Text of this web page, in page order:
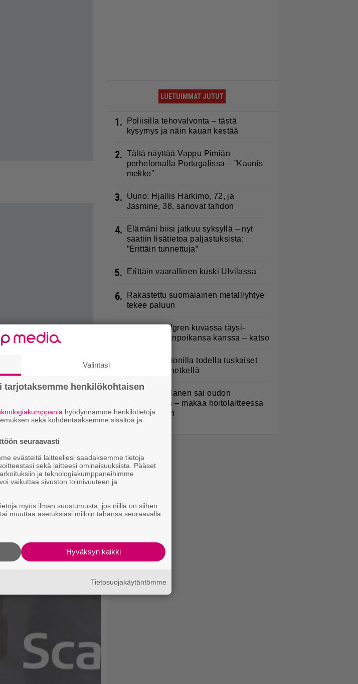
viettääkään
väärinymmärryksiä
rikos.haastehölmöilijät,
LUETUIMMAT JUTUT
1.
Poliisilla tehovalvonta – tästä
kysymys ja näin kauan kestää
2. Tältä näyttää Vappu Pimiän
perhelomalla Portugalissa – ”Kaunis
mekko”
3.
Uuno: Hjallis Harkimo, 72, ja
Jasmine, 38, sanovat tahdon
4.
Elämäni biisi jatkuu syksyllä – nyt
saatiin lisätietoa paljastuksista:
”Erittäin tunnettuja”
5. Erittäin vaarallinen kuski Ulvilassa
6.
Rakastettu suomalainen metalliyhtye
tekee paluun
Helena Lindgren kuvassa täysi-
ikäisen pojanpoikansa kanssa – katso
Laulaja Marionilla todella tuskaiset
paikat tällä hetkellä
Sampo Kaulanen sai oudon
tulehduksen – makaa hoitolaitteessa
nytkähdellen
Valintasi
tarjotaksemme henkilökohtaisen
hyödynnämme henkilötietoja
sekä kohdentaaksemme sisältöä ja
seuraavasti
evästeitä laitteellesi saadaksemme tietoja
sekä laitteesi ominaisuuksista. Pääset
ja teknologiakumppaneihimme
vaikuttaa sivuston toimivuuteen ja
myös ilman suostumusta, jos niillä on siihen
muuttaa asetuksiasi milloin tahansa seuraavalla
Hyväksyn kaikki
Tietosuojakäytäntömme